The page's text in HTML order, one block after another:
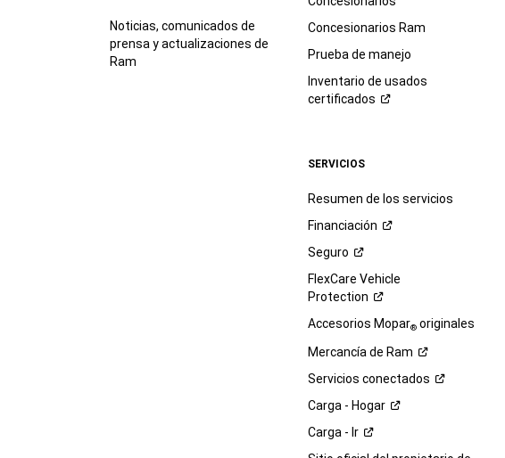
Noticias, comunicados de
prensa y actualizaciones de
Ram
Concesionarios Ram
Prueba de manejo
Inventario de usados
certificados
SERVICIOS
Resumen de los servicios
Financiación
Seguro
FlexCare Vehicle
Protection
Accesorios Mopar®originales
Mercancía de Ram
Servicios conectados
Carga - Hogar
Carga - Ir